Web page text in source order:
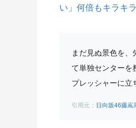
い」何倍もキラキ
まだ見ぬ景色を
て単独センターを
プレッシャーに立
日向坂46藤嶌